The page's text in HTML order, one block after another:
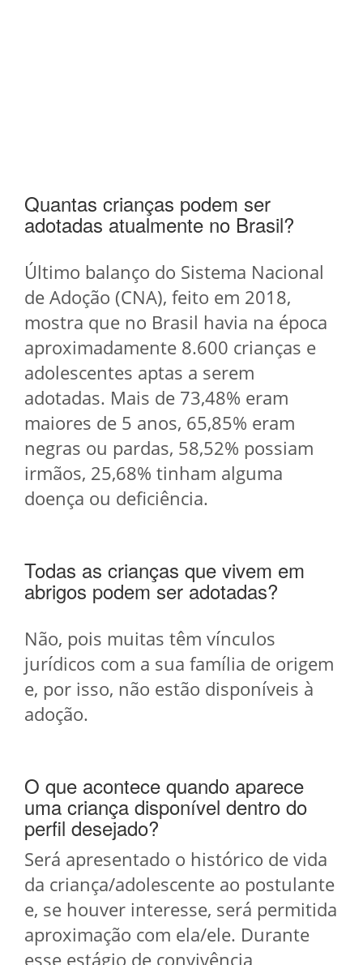
Quantas crianças podem ser
adotadas atualmente no Brasil?
Último balanço do Sistema Nacional
de Adoção (CNA), feito em 2018,
mostra que no Brasil havia na época
aproximadamente 8.600 crianças e
adolescentes aptas a serem
adotadas. Mais de 73,48% eram
maiores de 5 anos, 65,85% eram
negras ou pardas, 58,52% possiam
irmãos, 25,68% tinham alguma
doença ou deficiência.
Todas as crianças que vivem em
abrigos podem ser adotadas?
Não, pois muitas têm vínculos
jurídicos com a sua família de origem
e, por isso, não estão disponíveis à
adoção.
O que acontece quando aparece
uma criança disponível dentro do
perfil desejado?
Será apresentado o histórico de vida
da criança/adolescente ao postulante
e, se houver interesse, será permitida
aproximação com ela/ele. Durante
esse estágio de convivência